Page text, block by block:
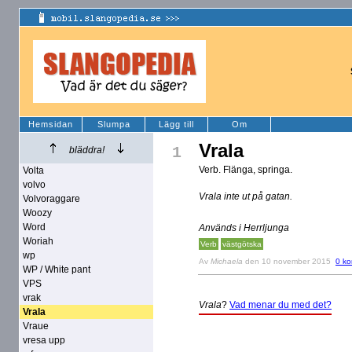
Hemsidan Slumpa Lägg till Om
bläddra!
Volta
volvo
Volvoraggare
Woozy
Word
Woriah
wp
WP / White pant
VPS
vrak
Vrala
Vraue
vresa upp
1 Vrala
Verb. Flänga, springa.
Vrala inte ut på gatan.
Används i Herrljunga
Verb västgötska
Av Michaela den 10 november 2015 0
Vrala? Vad menar du med det?